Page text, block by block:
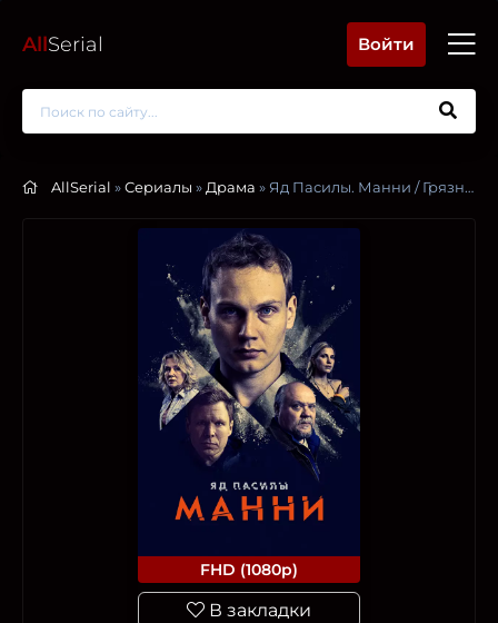
AllSerial Войти
AllSerial »Сериалы » Драма » Яд Пасилы. Манни / Грязный бизнес Сантери
FHD (1080p)
В закладки